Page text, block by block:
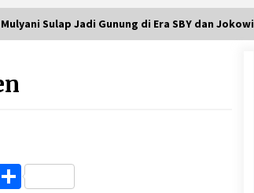
Sulap Jadi Gunung di Era SBY dan Jokowi
Share